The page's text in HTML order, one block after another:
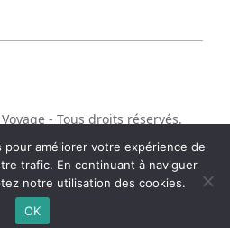
- Tous droits réservés.
pour améliorer votre expérience de
trafic. En continuant à naviguer
notre utilisation des cookies.
OK